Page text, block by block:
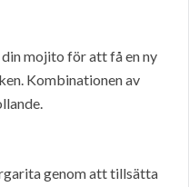
mojito för att få en ny
Kombinationen av
genom att tillsätta